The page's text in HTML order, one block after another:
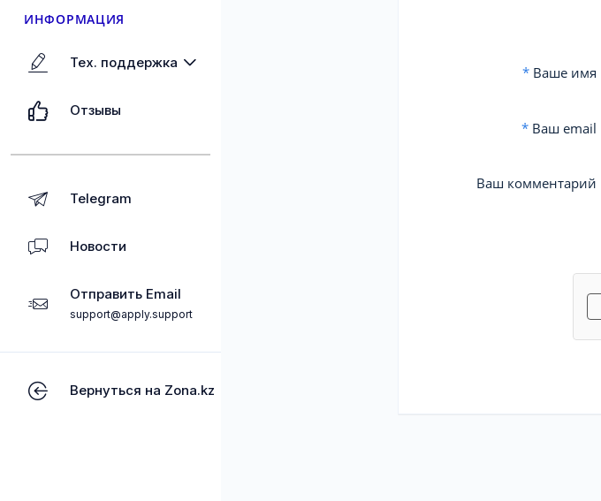
ИНФОРМАЦИЯ
Тех. поддержка
Отзывы
Telegram
Новости
Отправить Email
support@apply.support
Вернуться на Zona.kz
*Ваше имя
*Ваш email
Ваш комментарий